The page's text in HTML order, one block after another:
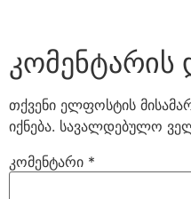
კომენტარის
თქვენი ელფოსტის
იქნება. სავალდებულო
კომენტარი *